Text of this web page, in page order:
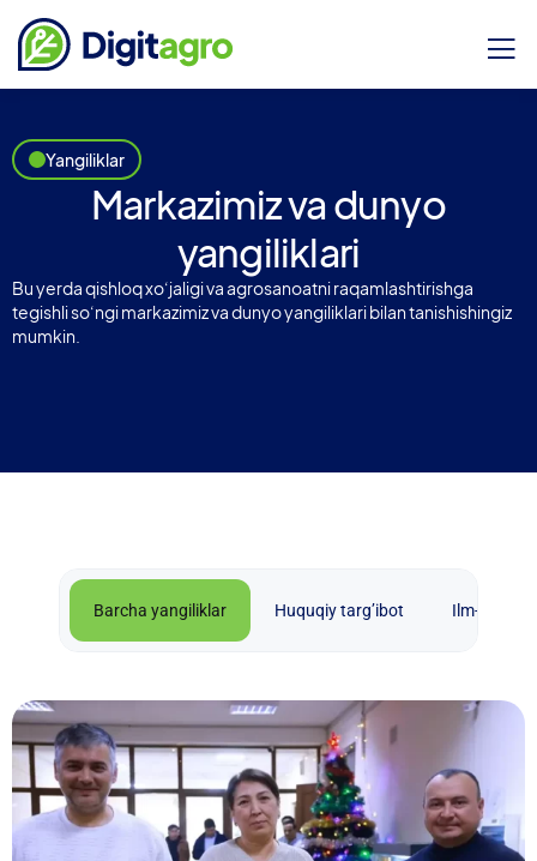
Yangiliklar
Markazimiz va dunyo
yangiliklari
Bu yerda qishloq xo‘jaligi va agrosanoatni raqamlashtirishga
tegishli so‘ngi markazimiz va dunyo yangiliklari bilan tanishishingiz
mumkin.
Barcha yangiliklar Huquqiy targ’ibot Ilm-fan